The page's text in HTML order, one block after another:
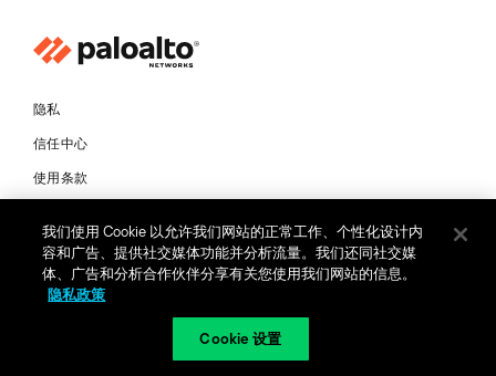
隐私
信任中心
使用条款
版权所有 © 2026 Palo Alto Networks。保留所有权利
我们使用 Cookie 以允许我们网站的正常工作、个性化设计内
容和广告、提供社交媒体功能并分析流量。我们还同社交媒
体、广告和分析合作伙伴分享有关您使用我们网站的信息。
隐私政策
Cookie 设置